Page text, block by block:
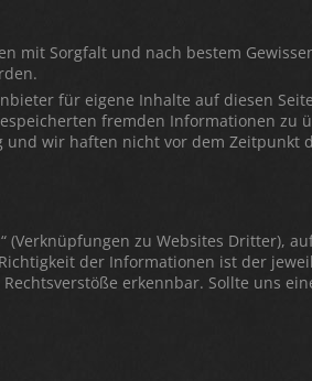
mit Sorgfalt und nach bestem
für eigene Inhalte auf diesen
fremden Informationen zu
und wir haften nicht vor dem Zeitpunkt
(Verknüpfungen zu Websites
der Informationen ist der
erkennbar. Sollte uns